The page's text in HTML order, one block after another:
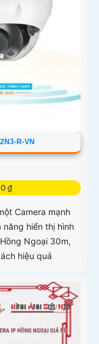
R-VN
₫
Camera mạnh
năng hiển thị hình
Ngoại 30m,
hiệu quả